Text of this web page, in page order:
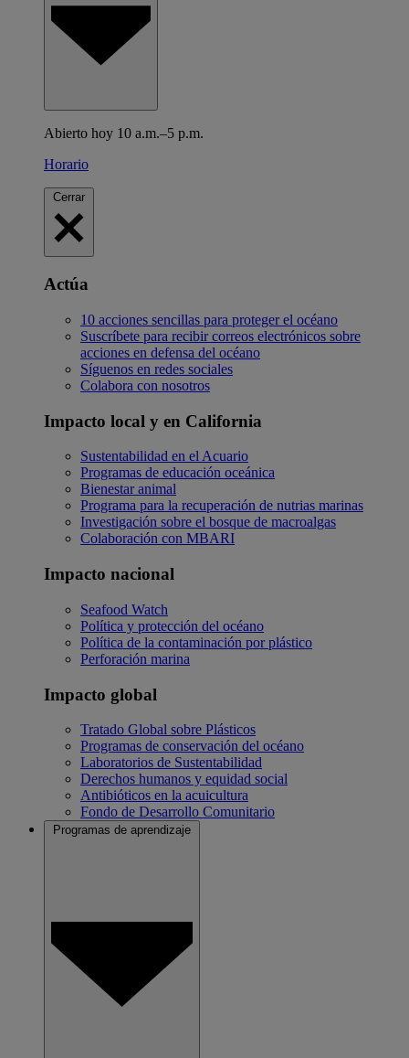
Abierto hoy 10 a.m.–5 p.m.
Horario
Cerrar
Actúa
10 acciones sencillas para proteger el océano
Suscríbete para recibir correos electrónicos sobre
acciones en defensa del océano
Síguenos en redes sociales
Colabora con nosotros
Impacto local y en California
Sustentabilidad en el Acuario
Programas de educación oceánica
Bienestar animal
Programa para la recuperación de nutrias marinas
Investigación sobre el bosque de macroalgas
Colaboración con MBARI
Impacto nacional
Seafood Watch
Política y protección del océano
Política de la contaminación por plástico
Perforación marina
Impacto global
Tratado Global sobre Plásticos
Programas de conservación del océano
Laboratorios de Sustentabilidad
Derechos humanos y equidad social
Antibióticos en la acuicultura
Fondo de Desarrollo Comunitario
Programas de aprendizaje